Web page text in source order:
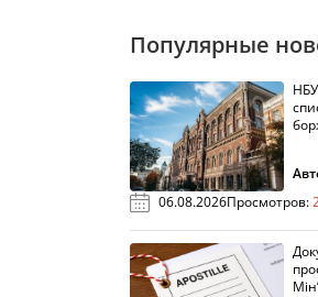
Популярные
06.08.2026Просмотров: